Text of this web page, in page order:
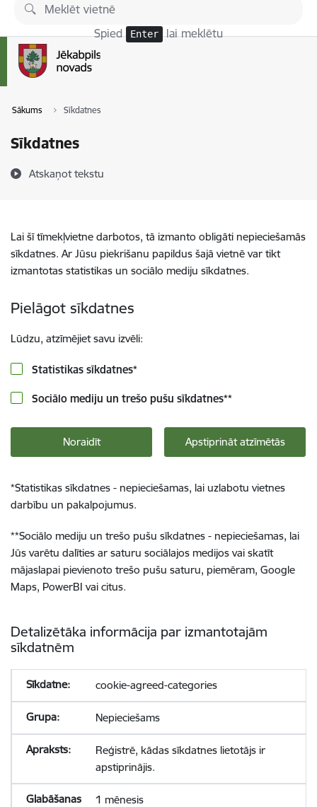
Pāriet uz lapas saturu
Spied Enter lai meklētu
Sākums Sīkdatnes
Sīkdatnes
Atskaņot tekstu
Lai šī tīmekļvietne darbotos, tā izmanto obligāti nepieciešamās
sīkdatnes. Ar Jūsu piekrišanu papildus šajā vietnē var tikt
izmantotas statistikas un sociālo mediju sīkdatnes.
Pielāgot sīkdatnes
Lūdzu, atzīmējiet savu izvēli:
Statistikas sīkdatnes*
Sociālo mediju un trešo pušu sīkdatnes**
Noraidīt Apstiprināt atzīmētās
*Statistikas sīkdatnes - nepieciešamas, lai uzlabotu vietnes
darbību un pakalpojumus.
**Sociālo mediju un trešo pušu sīkdatnes - nepieciešamas, lai
Jūs varētu dalīties ar saturu sociālajos medijos vai skatīt
mājaslapai pievienoto trešo pušu saturu, piemēram, Google
Maps, PowerBI vai citus.
Detalizētāka informācija par izmantotajām
sīkdatnēm
cookie-agreed-categories
Nepieciešams
Reģistrē, kādas sīkdatnes lietotājs ir
apstiprinājis.
1 mēnesis